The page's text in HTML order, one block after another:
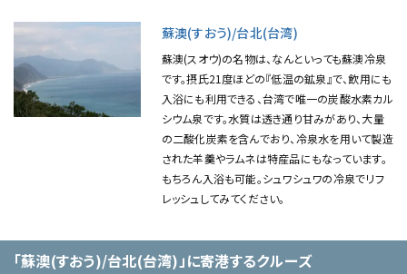
蘇澳(すおう)/台北(台湾)
蘇澳(スオウ)の名物は、なんといっても蘇澳冷泉
です。摂氏21度ほどの『低温の鉱泉』で、飲用にも
入浴にも利用できる、台湾で唯一の炭酸水素カル
シウム泉です。水質は透き通り甘みがあり、大量
の二酸化炭素を含んでおり、冷泉水を用いて製造
された羊羹やラムネは特産品にもなっています。
もちろん入浴も可能。シュワシュワの冷泉でリフ
レッシュしてみてください。
「蘇澳(すおう)/台北(台湾)」に寄港するクルーズ